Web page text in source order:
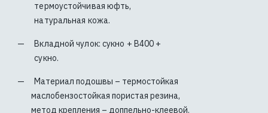
термоустойчивая юфть,
натуральная кожа.
Вкладной чулок: сукно + В400 +
сукно.
маслобензостойкая пористая резина,
метод крепления – доппельно-клеевой.